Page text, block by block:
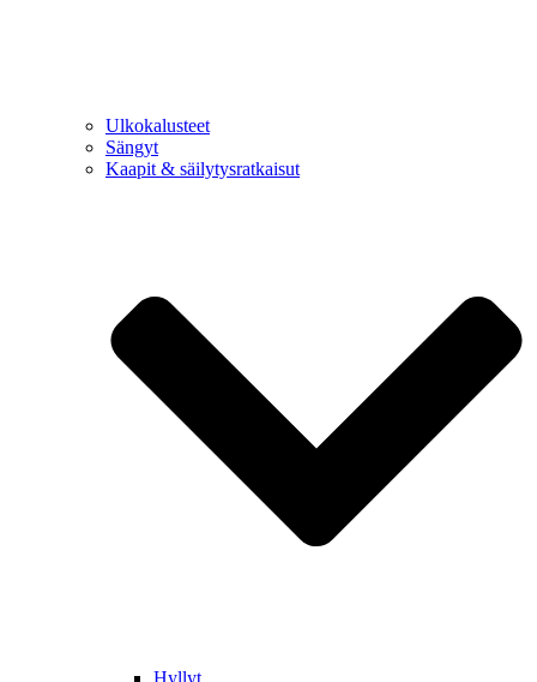
Ulkokalusteet
Sängyt
Kaapit & säilytysratkaisut
Hyllyt